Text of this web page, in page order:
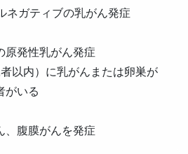
ネガティブの乳がん発症
原発性乳がん発症
以内）に乳がんまたは卵巣が
がいる
、腹膜がんを発症